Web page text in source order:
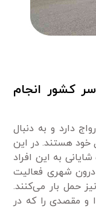
کشور انجام
دارد و به دنبال
خود هستند. در این
به این افراد
شهری فعالیت
حمل بار می‌کنند.
مقصدی را که در